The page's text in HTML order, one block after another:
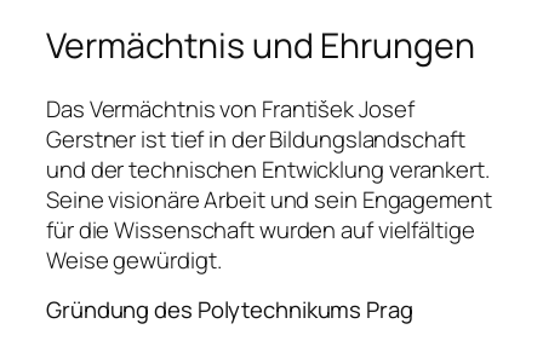
Vermächtnis und Ehrungen
Das Vermächtnis von František Josef
Gerstner ist tief in der Bildungslandschaft
und der technischen Entwicklung verankert.
Seine visionäre Arbeit und sein Engagement
für die Wissenschaft wurden auf vielfältige
Weise gewürdigt.
Gründung des Polytechnikums Prag